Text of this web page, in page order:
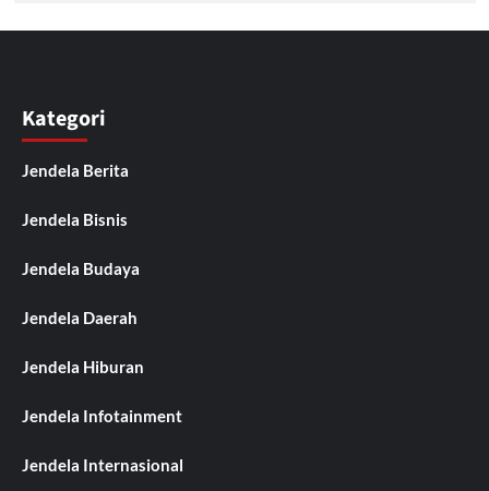
Kategori
Jendela Berita
Jendela Bisnis
Jendela Budaya
Jendela Daerah
Jendela Hiburan
Jendela Infotainment
Jendela Internasional